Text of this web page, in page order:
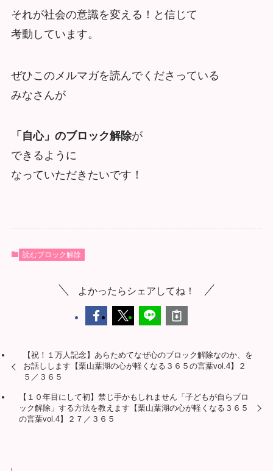
それが社会の意識を変える！と信じて
考動しています。
ぜひこのメルマガを読んでくださっている
みなさんが
「自心」のブロック解除が
できるように
なっていただきたいです！
読むブロック解除
よかったらシェアしてね！
【祝！１万人記念】あらためてなぜ心のブロック解除なのか、を
お話しします【栗山葉湖の心が軽くなる３６５の言葉vol.4】２
５／３６５
【１０年目にして初】禁じ手かもしれません「子どもが自らブロ
ック解除」する方法を教えます【栗山葉湖の心が軽くなる３６５
の言葉vol.4】２７／３６５